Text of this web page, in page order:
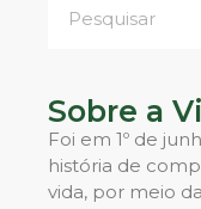
Sobre a
Foi em 1º de
história de
vida, por meio